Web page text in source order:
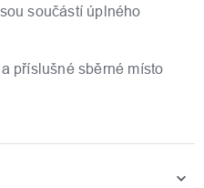
součástí úplného
příslušné sběrné místo